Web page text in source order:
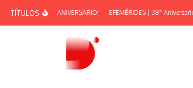
TÍTULOS
PEÑA – 38° ANIVERSARIO! EFEMÉRIDES | 38° Aniversario de